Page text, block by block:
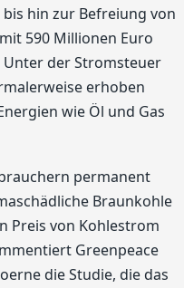
hin zur Befreiung von
590 Millionen Euro
Unter der Stromsteuer
erhoben
wie Öl und Gas
permanent
Braunkohle
Preis von Kohlestrom
Greenpeace
die Studie, die das